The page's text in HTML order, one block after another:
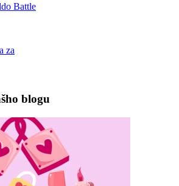
Battle
za
blogu